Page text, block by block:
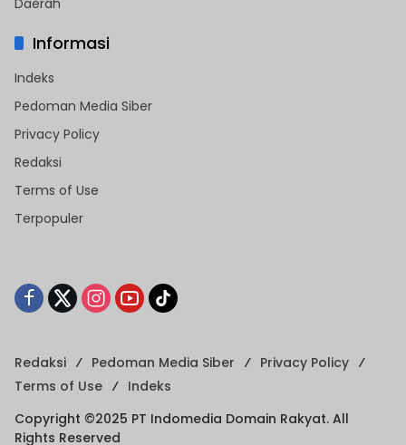
Informasi
Indeks
Pedoman Media Siber
Privacy Policy
Redaksi
Terms of Use
Terpopuler
Redaksi Pedoman Media Siber
Privacy Policy
Terms of Use
Indeks
Copyright ©2025 PT Indomedia Domain Rakyat. All
Rights Reserved